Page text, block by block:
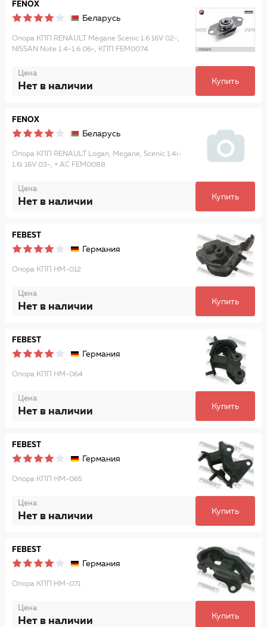
FENOX
Беларусь
Опора КПП RENAULT Megane Scenic 1.6 16V 02-,
NISSAN Note 1.4-1.6 06-, КПП FEM0074
Цена
Нет в наличии Купить
FENOX
Беларусь
Опора КПП RENAULT Logan, Megane, Scenic 1.4i-
1.6i 16V 03-, + AC FEM0088
Цена
Нет в наличии Купить
FEBEST
Германия
Опора КПП HM-012
Цена
Нет в наличии Купить
FEBEST
Германия
Опора КПП HM-064
Цена
Нет в наличии Купить
FEBEST
Германия
Опора КПП HM-065
Цена
Нет в наличии Купить
FEBEST
Германия
Опора КПП HM-071
Цена
Нет в наличии Купить